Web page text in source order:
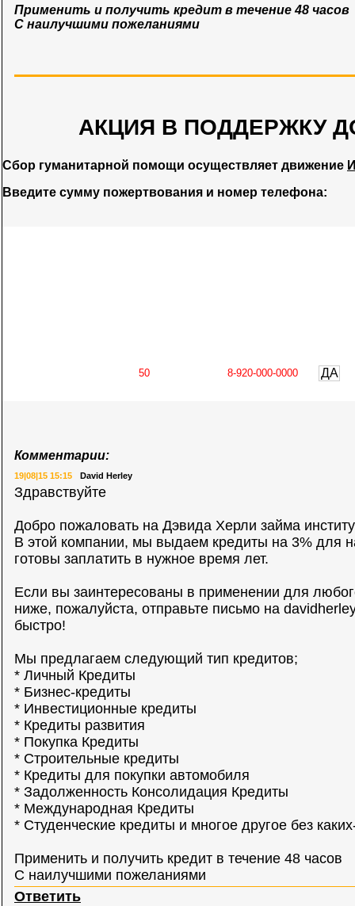
Применить и получить кредит в течение 48 часов
С наилучшими пожеланиями
АКЦИЯ В ПОДДЕРЖКУ
Сбор гуманитарной помощи осуществляет движение
Введите сумму пожертвования и номер телефона:
ДА
Комментарии:
19|08|15 15:15 David Herley
Здравствуйте
Добро пожаловать на Дэвида Херли займа
В этой компании, мы выдаем кредиты на 3% для
готовы заплатить в нужное время лет.
Если вы заинтересованы в применении для
ниже, пожалуйста, отправьте письмо на
быстро!
Мы предлагаем следующий тип кредитов;
* Личный Кредиты
* Бизнес-кредиты
* Инвестиционные кредиты
* Кредиты развития
* Покупка Кредиты
* Строительные кредиты
* Кредиты для покупки автомобиля
* Задолженность Консолидация Кредиты
* Международная Кредиты
* Студенческие кредиты и многое другое без
Применить и получить кредит в течение 48 часов
С наилучшими пожеланиями
Ответить